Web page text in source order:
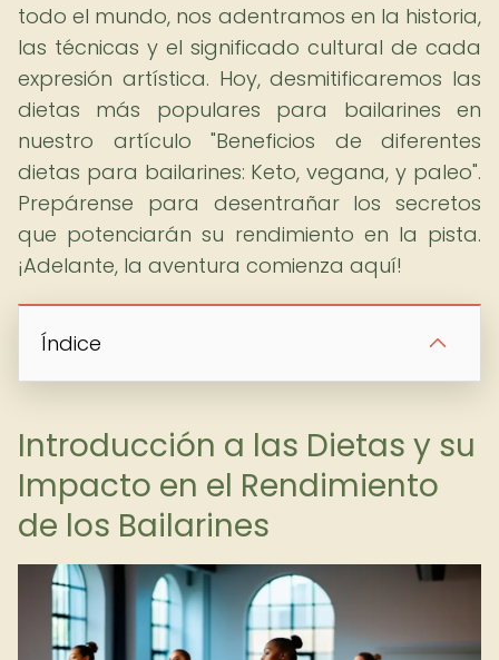
todo el mundo, nos adentramos en la historia,
las técnicas y el significado cultural de cada
expresión artística. Hoy, desmitificaremos las
dietas más populares para bailarines en
nuestro artículo "Beneficios de diferentes
dietas para bailarines: Keto, vegana, y paleo".
Prepárense para desentrañar los secretos
que potenciarán su rendimiento en la pista.
¡Adelante, la aventura comienza aquí!
Índice
Introducción a las Dietas y su
Impacto en el Rendimiento
de los Bailarines